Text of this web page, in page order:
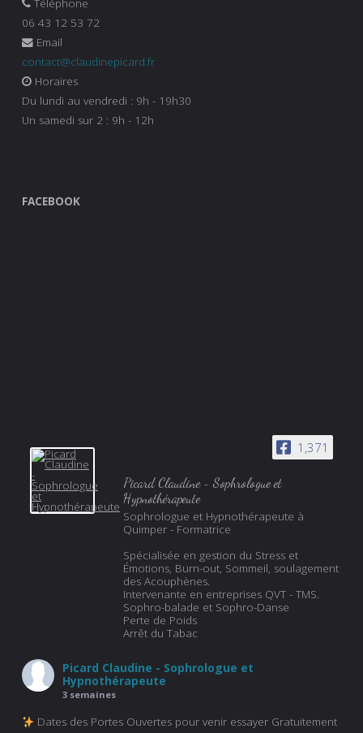
06 43 12 53 72
Email
contact@claudinepicard.fr
Horaires
Du lundi au vendredi : 9h - 19h30
Un samedi sur 2 : 9h - 12h
FACEBOOK
1,371
Picard Claudine - Sophrologue et
Hypnothérapeute
Sophrologue et Hypnothérapeute à
Quimper - Formatrice
Spécialisée en gestion du Stress et
Émotions, Burn-out, Sommeil, soulagement
des Acouphènes.
Intervenante en entreprises QVT - TMS.
Sophro-balade et Sophro-Danse
Perte de Poids
Arrêt du Tabac
Picard Claudine - Sophrologue et
Hypnothérapeute
3 semaines
Dates des Portes Ouvertes pour venir essayer Gratuitement